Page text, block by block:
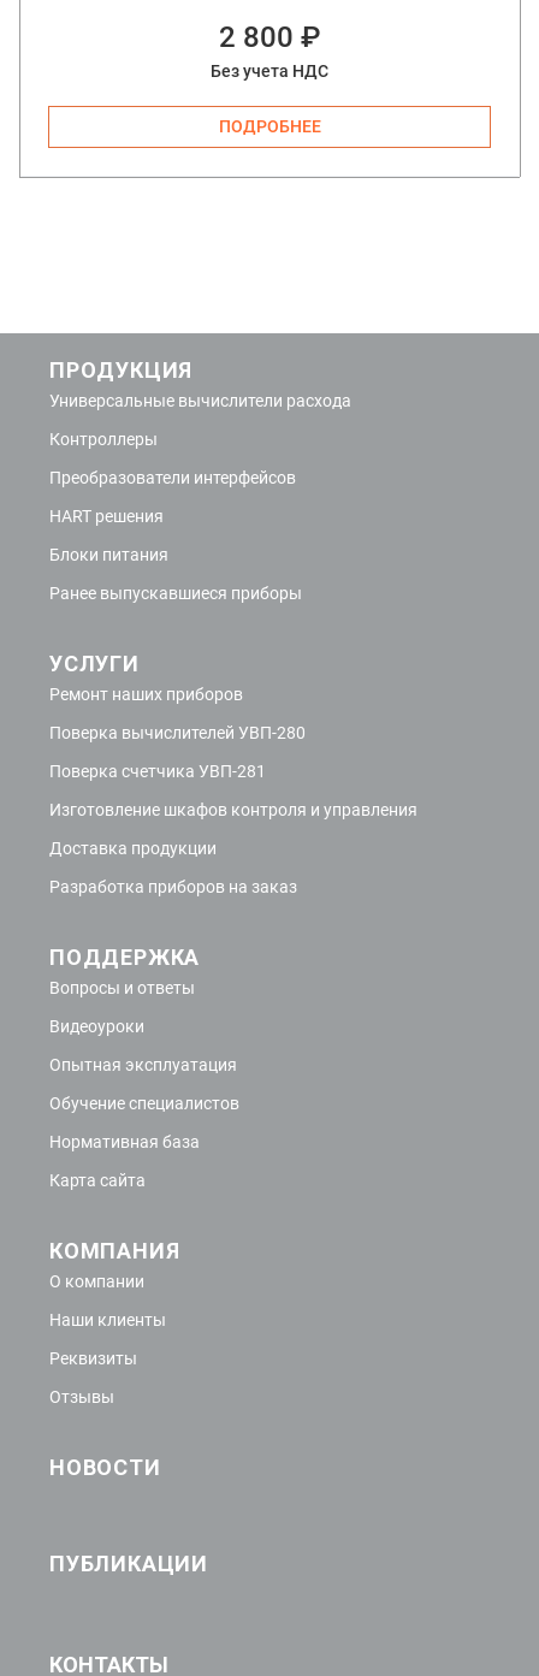
2 800 ₽
Без учета НДС
ПОДРОБНЕЕ
ПРОДУКЦИЯ
Универсальные вычислители расхода
Контроллеры
Преобразователи интерфейсов
HART решения
Блоки питания
Ранее выпускавшиеся приборы
УСЛУГИ
Ремонт наших приборов
Поверка вычислителей УВП-280
Поверка счетчика УВП-281
Изготовление шкафов контроля и управления
Доставка продукции
Разработка приборов на заказ
ПОДДЕРЖКА
Вопросы и ответы
Видеоуроки
Опытная эксплуатация
Обучение специалистов
Нормативная база
Карта сайта
КОМПАНИЯ
О компании
Наши клиенты
Реквизиты
Отзывы
НОВОСТИ
ПУБЛИКАЦИИ
КОНТАКТЫ